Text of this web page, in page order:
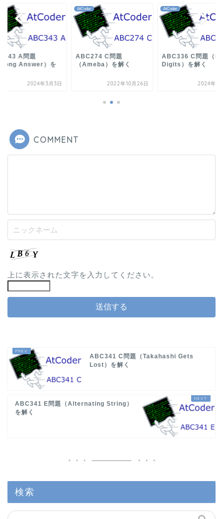
A問題
Answer）を
2024年3月3日
AtCoder
ABC274 C問題
（Ameba）を解く
2022年10月26日
AtCoder
ABC336 C問題（
Digits）を解く
2024年1
COMMENT
上に表示された文字を入力してください。
ABC341 C問題（Takahashi Gets
Lost）を解く
ABC341 E問題（Alternating String）
を解く
検索